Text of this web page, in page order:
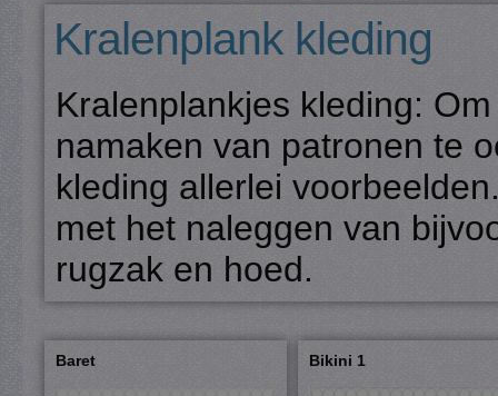
Kralenplank kleding
Kralenplankjes kleding:
namaken van patronen te
kleding allerlei
met het naleggen van
rugzak en hoed.
Baret Bikini 1